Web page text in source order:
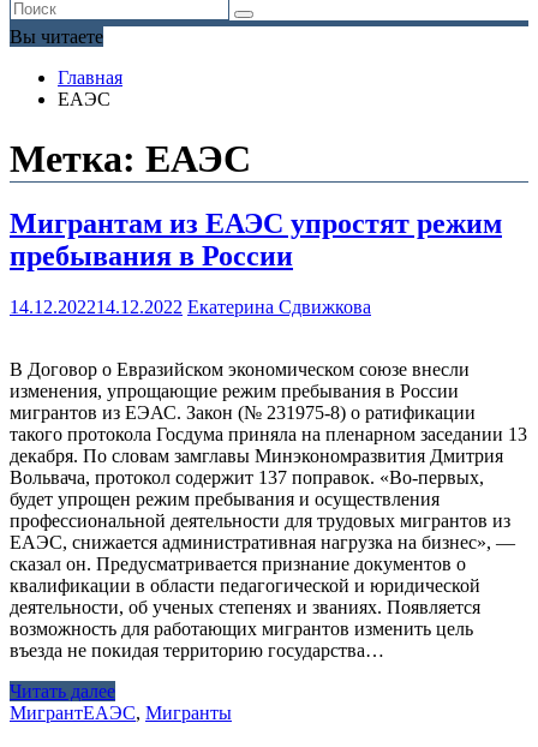
Вы читаете
Главная
ЕАЭС
Метка: ЕАЭС
Мигрантам из ЕАЭС упростят режим
пребывания в России
14.12.202214.12.2022 Екатерина Сдвижкова
В Договор о Евразийском экономическом союзе внесли
изменения, упрощающие режим пребывания в России
мигрантов из ЕЭАС. Закон (№ 231975-8) о ратификации
такого протокола Госдума приняла на пленарном заседании 13
декабря. По словам замглавы Минэкономразвития Дмитрия
Вольвача, протокол содержит 137 поправок. «Во-первых,
будет упрощен режим пребывания и осуществления
профессиональной деятельности для трудовых мигрантов из
ЕАЭС, снижается административная нагрузка на бизнес», —
сказал он. Предусматривается признание документов о
квалификации в области педагогической и юридической
деятельности, об ученых степенях и званиях. Появляется
возможность для работающих мигрантов изменить цель
въезда не покидая территорию государства…
Читать далее
МигрантЕАЭС, Мигранты